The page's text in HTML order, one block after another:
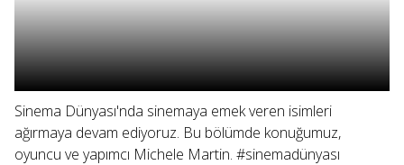
Sinema Dünyası'nda sinemaya emek veren isimleri
ağırmaya devam ediyoruz. Bu bölümde konuğumuz,
oyuncu ve yapımcı Michele Martin. #sinemadünyası